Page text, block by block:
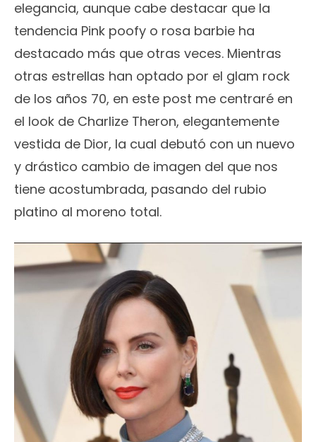
elegancia, aunque cabe destacar que la
tendencia Pink poofy o rosa barbie ha
destacado más que otras veces. Mientras
otras estrellas han optado por el glam rock
de los años 70, en este post me centraré en
el look de Charlize Theron, elegantemente
vestida de Dior, la cual debutó con un nuevo
y drástico cambio de imagen del que nos
tiene acostumbrada, pasando del rubio
platino al moreno total.